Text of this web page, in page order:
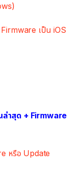
เป็น iOS
ล่าสุด + Firmware
หรือ Update